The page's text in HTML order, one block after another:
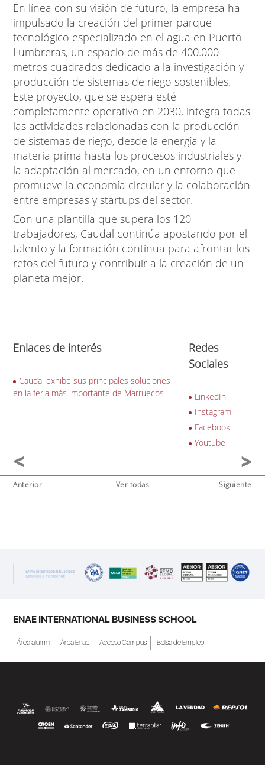
En línea con su visión de futuro, la empresa ha
impulsado la creación del primer parque
tecnológico especializado en el agua en Puerto
Lumbreras, un espacio de más de 400.000
metros cuadrados dedicado a la investigación y
producción de sistemas de riego sostenibles.
Este proyecto, que se espera esté
completamente operativo en 2030, integra todas
las actividades relacionadas con la producción
de sistemas de riego, desde la energía y la
materia prima hasta los procesos industriales y
la adaptación al mercado, en un entorno que
promueve la economía circular y la colaboración
entre empresas y startups del sector.
Con una plantilla que supera los 120
trabajadores, Caudal continúa apostando por el
talento y la formación continua para afrontar los
retos del futuro y contribuir a la creación de un
planeta mejor.
Enlaces de interés
Caudal exhibe sus principales soluciones
en la feria más importante de Marruecos
Redes
Sociales
LinkedIn
Instagram
Facebook
Youtube
Anterior Ver todas Siguiente
ENAE INTERNATIONAL BUSINESS SCHOOL
Área alumni Área Enae Acceso Campus Bolsa de Empleo